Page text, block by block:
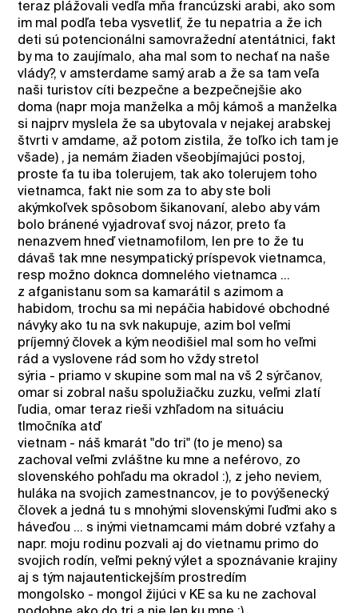
teraz plážovali vedľa mňa francúzski arabi, ako som
im mal podľa teba vysvetliť, že tu nepatria a že ich
deti sú potencionálni samovražední atentátnici, fakt
by ma to zaujímalo, aha mal som to nechať na naše
vlády?, v amsterdame samý arab a že sa tam veľa
naši turistov cíti bezpečne a bezpečnejšie ako
doma (napr moja manželka a môj kámoš a manželka
si najprv myslela že sa ubytovala v nejakej arabskej
štvrti v amdame, až potom zistila, že toľko ich tam je
všade) , ja nemám žiaden všeobjímajúci postoj,
proste ťa tu iba tolerujem, tak ako tolerujem toho
vietnamca, fakt nie som za to aby ste boli
akýmkoľvek spôsobom šikanovaní, alebo aby vám
bolo bránené vyjadrovať svoj názor, preto ťa
nenazvem hneď vietnamofilom, len pre to že tu
dávaš tak mne nesympatický príspevok vietnamca,
resp možno doknca domnelého vietnamca ...
z afganistanu som sa kamarátil s azimom a
habidom, trochu sa mi nepáčia habidové obchodné
návyky ako tu na svk nakupuje, azim bol veľmi
príjemný človek a kým neodišiel mal som ho veľmi
rád a vyslovene rád som ho vždy stretol
sýria - priamo v skupine som mal na vš 2 sýrčanov,
omar si zobral našu spolužiačku zuzku, veľmi zlatí
ľudia, omar teraz rieši vzhľadom na situáciu
tlmočníka atď
vietnam - náš kmarát "do tri" (to je meno) sa
zachoval veľmi zvláštne ku mne a neférovo, zo
slovenského pohľadu ma okradol :), z jeho neviem,
huláka na svojich zamestnancov, je to povýšenecký
človek a jedná tu s mnohými slovenskými ľuďmi ako s
háveďou ... s inými vietnamcami mám dobré vzťahy a
napr. moju rodinu pozvali aj do vietnamu primo do
svojich rodín, veľmi pekný výlet a spoznávanie krajiny
aj s tým najautentickejším prostredím
mongolsko - mongol žijúci v KE sa ku ne zachoval